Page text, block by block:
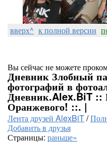
вверх^ к полной версии
Вы сейчас не можете
Дневник Злобный
фотографий в
Дневник.Alex.BiT ::
Оранжевого! ::. |
Лента друзей AlexBiT/
Добавить в друзья
Страницы: раньше»